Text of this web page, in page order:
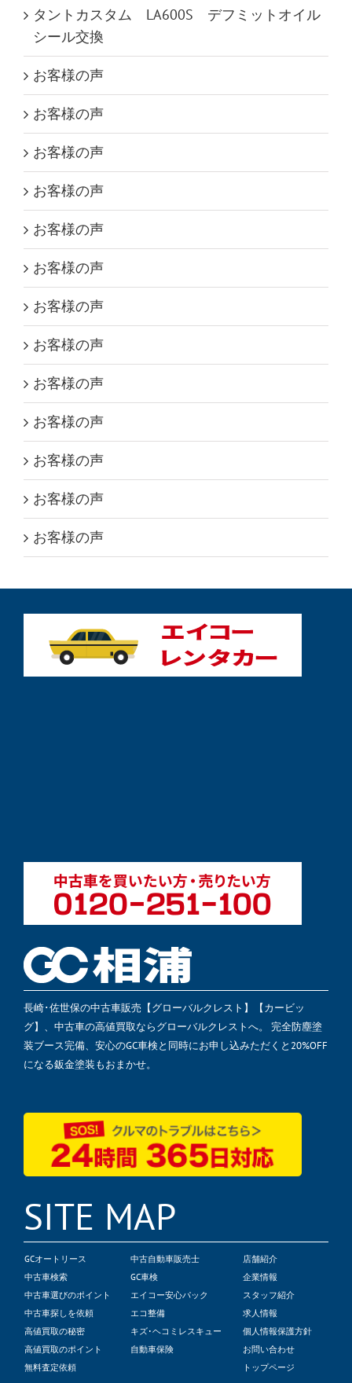
タントカスタム LA600S デフミットオイル
シール交換
お客様の声
お客様の声
お客様の声
お客様の声
お客様の声
お客様の声
お客様の声
お客様の声
お客様の声
お客様の声
お客様の声
お客様の声
お客様の声
長崎･佐世保の中古車販売【グローバルクレスト】【カービッ
グ】、中古車の高値買取ならグローバルクレストへ。 完全防塵塗
装ブース完備、安心のGC車検と同時にお申し込みただくと20%OFF
になる鈑金塗装もおまかせ。
SITE MAP
GCオートリース
中古車検索
中古車選びのポイント
中古車探しを依頼
高値買取の秘密
高値買取のポイント
無料査定依頼
中古自動車販売士
GC車検
エイコー安心パック
エコ整備
キズ･ヘコミレスキュー
自動車保険
店舗紹介
企業情報
スタッフ紹介
求人情報
個人情報保護方針
お問い合わせ
トップページ